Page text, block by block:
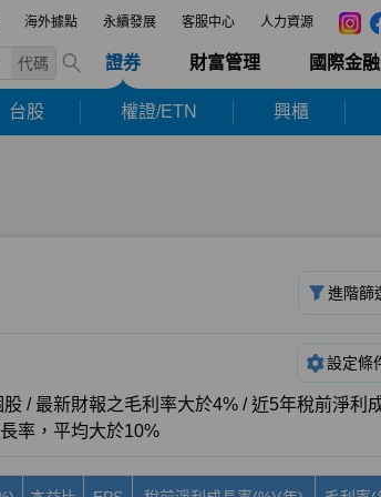
海外據點 永續發展 客服中心 人力資源
代碼 證券 財富管理 國際金融
台股 權證/ETN 興櫃